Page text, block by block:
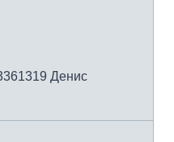
Денис